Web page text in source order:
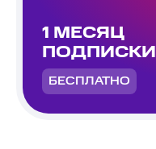
1 МЕСЯЦ
ПОДПИСКИ
БЕСПЛАТНО